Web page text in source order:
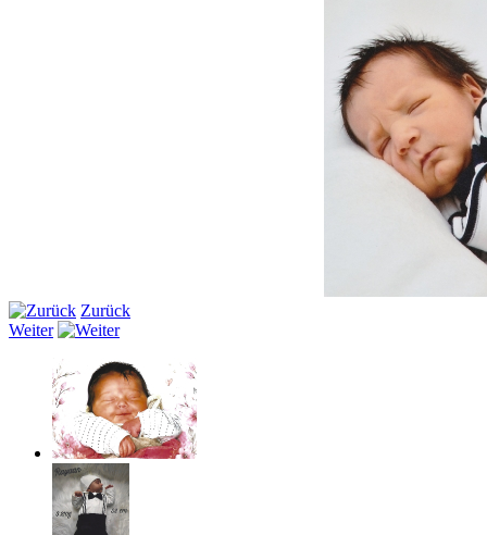
Zurück
Weiter